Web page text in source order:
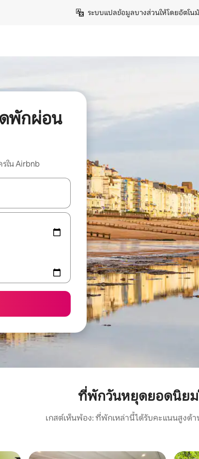
ระบบแปลข้อมูลบางส่วนให้โดยอัตโน
พักผ่อน
ใน Airbnb
อปัด เพื่อสำรวจผลการค้นหา
ที่พักวันหยุดยอดนิยม
เกสต์เห็นพ้อง: ที่พักเหล่านี้ได้รับคะแนนสูงด้